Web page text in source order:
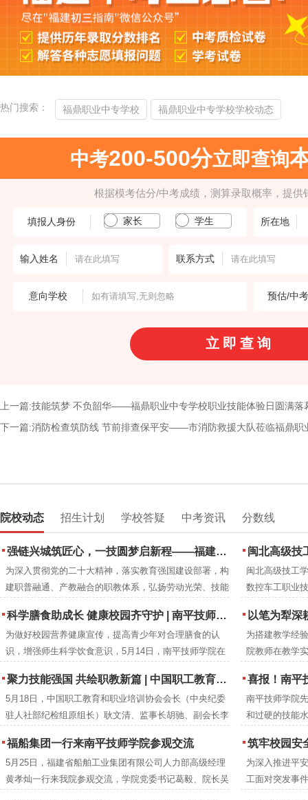
热门搜索： 福鼎职业中专学校 福鼎职业中专学校学校动态
中考200-500分立即查询
根据模考估分/中考成绩，测算录取概率，提供
填报人身份 家长 学生 所在地
输入姓名 联系方式
意向学校 预估/中
上一篇:技能筑梦 不负韶华——福鼎职业中专学校职业技能体验日圆满落
下一篇:消防检查筑防线 节前排查保平安——市消防救援大队莅临福鼎职
院校动态 招生计划 学校答疑 中考资讯 分数线
强链兴城筑匠心，一技圆梦启新程——福建建筑学校2026年职业教育活动周圆满落幕
为深入贯彻党的二十大精神，落实教育强国建设部署，构
建职普融通、产教融合的职教体系，弘扬劳动光荣、技能
活动周“一技在手，一生无忧”主题与福建省“强链·兴城·圆
梦”分主题，福建建筑学校举办职业教育活动周系列特色
活动。
闽北高级技
闽北高级技工
数控车工职业
科学膳食助成长 健康校园齐守护 | 南平技师学院成功举办食品营养周知识讲座
为做好校园营养健康宣传，提高青少年对合理膳食的认
识，增强师生科学饮食意识，5月14日，南平技师学院在
会会长、注册营养师刘彦雯担任主讲人。
以笔为犁深耕教改沃土 匠
为搭建教学经
院教师在教学
学院教研室组
编工作。历时
成册推广交流。
聚力技能强国 共绘职教新篇 | 中国职工教育和职业培训协会莅临南平技师学院调研指导
5月18日，中国职工教育和职业培训协会会长（中央纪委
驻人社部纪检组原组长）耿文清、监事长胡驰、副会长李
学院调研指导。南平市人民政府党组成员、副市长杨新
强，市人力资源和社会保障局党组成员、副局长吴邦建，
学院党委书记葛毅，院长吴瑞通等领导陪同考察。
喜报！南平技师
南平技师学院
和过硬的技能
福船集团一行来南平技师学院参观交流
5月25日，福建省船舶工业集团有限公司人力部高级经理
黄孝灿一行来我院参观交流，学院党委书记葛毅、院长吴
筑牢校园安全防线 提升教职工
为深入推进平
工面对突发事